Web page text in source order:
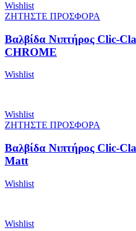
Wishlist
ΖΗΤΗΣΤΕ ΠΡΟΣΦΟΡΑ
Βαλβίδα Νιπτήρος Clic-
CHROME
Wishlist
Wishlist
ΖΗΤΗΣΤΕ ΠΡΟΣΦΟΡΑ
Βαλβίδα Νιπτήρος Clic-
Matt
Wishlist
Wishlist